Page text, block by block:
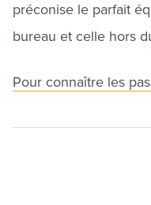
préconise le parfait
bureau et celle hors
Pour connaître les